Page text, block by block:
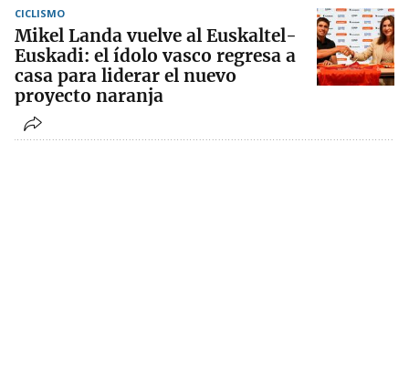
CICLISMO
Mikel Landa vuelve al Euskaltel-
Euskadi: el ídolo vasco regresa a
casa para liderar el nuevo
proyecto naranja